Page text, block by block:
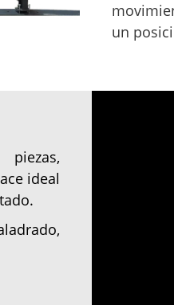
un
ideal